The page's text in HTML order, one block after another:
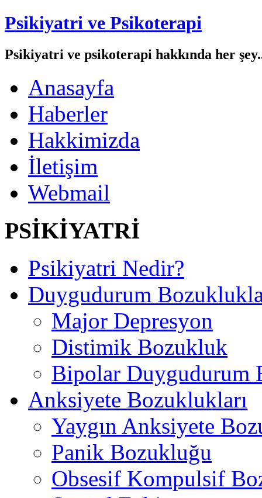
Psikiyatri ve Psikoterapi
Psikiyatri ve psikoterapi hakkında her
Anasayfa
Haberler
Hakkimizda
İletişim
Webmail
PSİKİYATRİ
Psikiyatri Nedir?
Duygudurum
Major Depresyon
Distimik Bozukluk
Bipolar Duygudurum
Anksiyete Bozuklukları
Yaygın Anksiyete
Panik Bozukluğu
Obsesif Kompulsif